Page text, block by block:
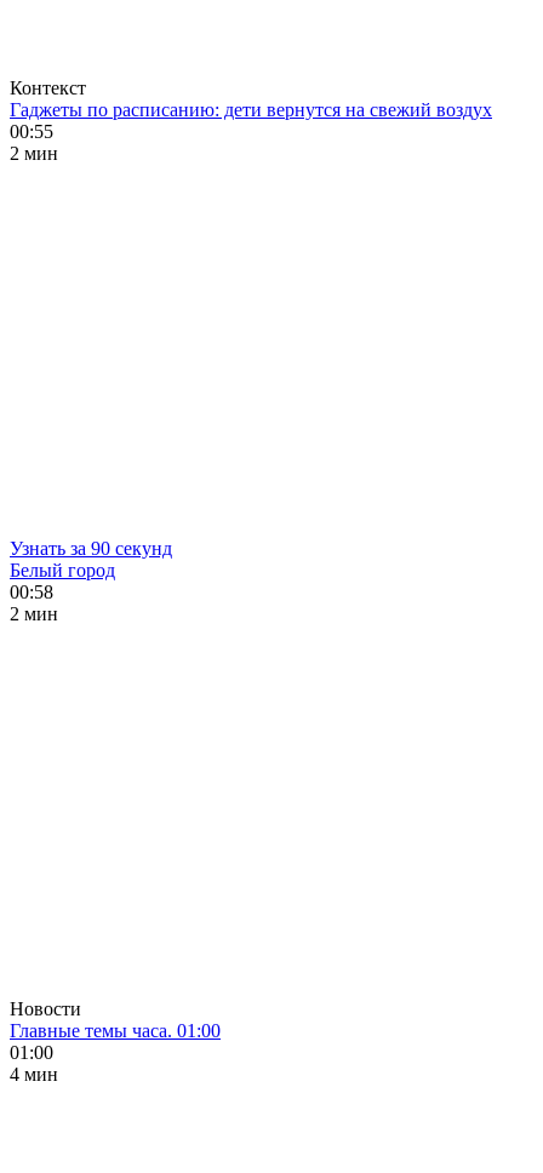
Контекст
Гаджеты по расписанию: дети вернутся на свежий воздух
00:55
2 мин
Узнать за 90 секунд
Белый город
00:58
2 мин
Новости
Главные темы часа. 01:00
01:00
4 мин